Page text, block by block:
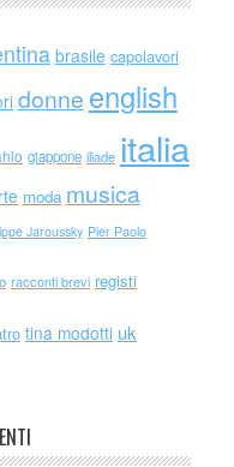
brasile capolavori
donne english
giappone iliade italia
moda musica
Jaroussky Pier Paolo
racconti brevi registi
tina modotti uk